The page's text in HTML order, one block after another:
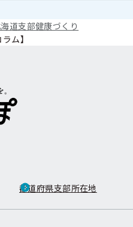
道支部健康づくり
ム】
都道府県支部所在地